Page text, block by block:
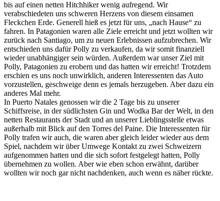
bis auf einen netten Hitchhiker wenig aufregend. Wir
verabschiedeten uns schweren Herzens von diesem einsamen
Fleckchen Erde. Generell hieß es jetzt für uns, „nach Hause“ zu
fahren. In Patagonien waren alle Ziele erreicht und jetzt wollten wir
zurück nach Santiago, um zu neuen Erlebnissen aufzubrechen. Wir
entschieden uns dafür Polly zu verkaufen, da wir somit finanziell
wieder unabhängiger sein würden. Außerdem war unser Ziel mit
Polly, Patagonien zu erobern und das hatten wir erreicht! Trotzdem
erschien es uns noch unwirklich, anderen Interessenten das Auto
vorzustellen, geschweige denn es jemals herzugeben. Aber dazu ein
anderes Mal mehr.
In Puerto Natales genossen wir die 2 Tage bis zu unserer
Schiffsreise, in der südlichsten Gin und Wodka Bar der Welt, in den
netten Restaurants der Stadt und an unserer Lieblingsstelle etwas
außerhalb mit Blick auf den Torres del Paine. Die Interessenten für
Polly trafen wir auch, die waren aber gleich leider wieder aus dem
Spiel, nachdem wir über Umwege Kontakt zu zwei Schweizern
aufgenommen hatten und die sich sofort festgelegt hatten, Polly
übernehmen zu wollen. Aber wie eben schon erwähnt, darüber
wollten wir noch gar nicht nachdenken, auch wenn es näher rückte.